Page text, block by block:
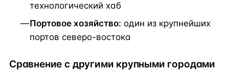
технологический хаб
Портовое хозяйство: один из крупнейших
портов северо-востока
Сравнение с другими крупными городами